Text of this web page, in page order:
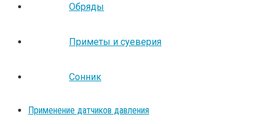
Обряды
Приметы и суеверия
Сонник
Применение датчиков давления